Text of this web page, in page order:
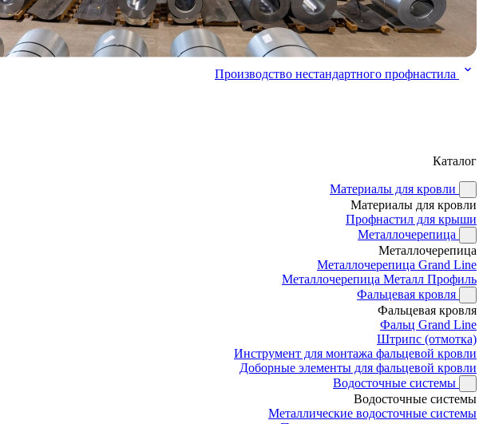
Производство нестандартного профнастила
Каталог
Материалы для кровли
Материалы для кровли
Профнастил для крыши
Металлочерепица
Металлочерепица
Металлочерепица Grand Line
Металлочерепица Металл Профиль
Фальцевая кровля
Фальцевая кровля
Фальц Grand Line
Штрипс (отмотка)
Инструмент для монтажа фальцевой кровли
Доборные элементы для фальцевой кровли
Водосточные системы
Водосточные системы
Металлические водосточные системы